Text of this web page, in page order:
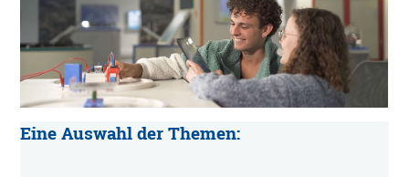
Eine Auswahl der Themen: